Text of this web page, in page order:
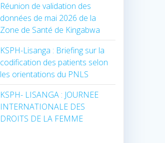
Réunion de validation des
données de mai 2026 de la
Zone de Santé de Kingabwa
KSPH-Lisanga : Briefing sur la
codification des patients selon
les orientations du PNLS
KSPH- LISANGA : JOURNEE
INTERNATIONALE DES
DROITS DE LA FEMME